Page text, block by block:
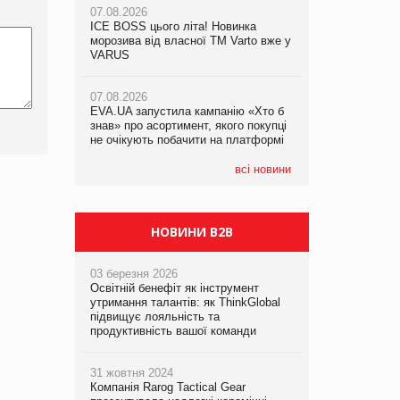
07.08.2026
ICE BOSS цього літа! Новинка
морозива від власної ТМ Varto вже у
VARUS
07.08.2026
EVA.UA запустила кампанію «Хто б
знав» про асортимент, якого покупці
не очікують побачити на платформі
всі новини
06.08.2026
Смачна новинка для хвостатих: у
VARUS з’явилися паучі Varto Paw
05.08.2026
Мережа супермаркетів VARUS купує
мережу магазинів формату
компанія налічуватиме 374 магазини
07.08.2026
Франція заборонила рекламні дзвінки
НОВИНИ B2B
03 березня 2026
Освітній бенефіт як інструмент
утримання талантів: як ThinkGlobal
підвищує лояльність та
продуктивність вашої команди
31 жовтня 2024
Компанія Rarog Tactical Gear